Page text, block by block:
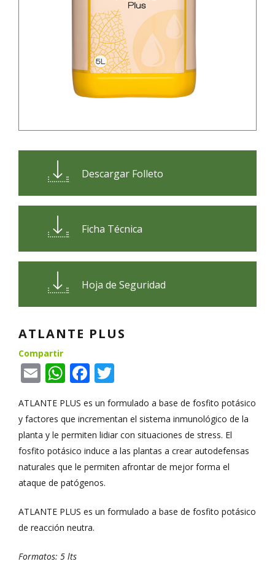
Descargar Folleto
Ficha Técnica
Hoja de Seguridad
ATLANTE PLUS
Compartir
EmailWhatsApp
Facebook
ATLANTE PLUS es un formulado a base de fosfito potásico
y factores que incrementan el sistema inmunológico de la
planta y le permiten lidiar con situaciones de stress. El
fosfito potásico induce a las plantas a crear autodefensas
naturales que le permiten afrontar de mejor forma el
ataque de patógenos.
ATLANTE PLUS es un formulado a base de fosfito potásico
de reacción neutra.
Formatos: 5 lts